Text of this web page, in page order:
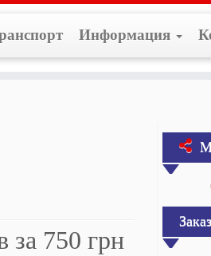
Информация
за 750 грн